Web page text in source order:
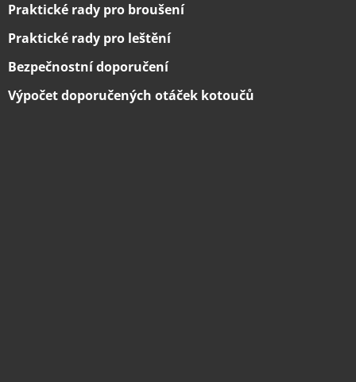
Praktické rady pro broušení
Praktické rady pro leštění
Bezpečnostní doporučení
Výpočet doporučených otáček kotoučů